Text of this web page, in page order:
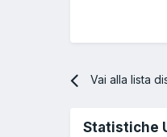
Vai alla lista
Statistiche